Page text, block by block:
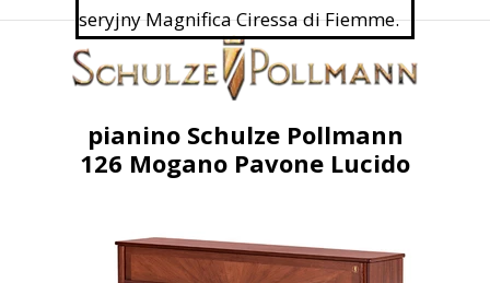
seryjny Magnifica Ciressa di Fiemme.
pianino Schulze Pollmann
126 Mogano Pavone Lucido